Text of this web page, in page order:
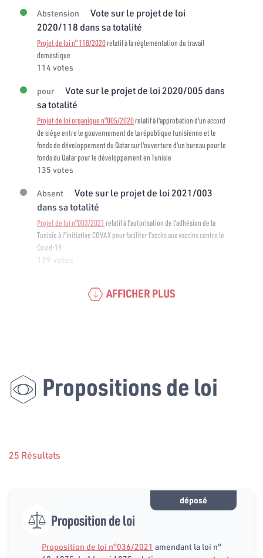
Abstension
Vote sur le projet de loi
2020/118 dans sa totalité
Projet de loi n° 118/2020relatif à la réglementation du travail
domestique
114 votes
pour
Vote sur le projet de loi 2020/005 dans
sa totalité
Projet de loi organique n°005/2020relatif à l'approbation d'un accord
de siège entre le gouvernement de la république tunisienne et le
fonds de développement du Qatar sur l'ouverture d'un bureau pour le
fonds du Qatar pour le développement en Tunisie
135 votes
Absent
Vote sur le projet de loi 2021/003
dans sa totalité
Projet de loi n°003/2021 relatif à l’autorisation de l'adhésion de la
Tunisie à l"initiative COVAX pour faciliter l'accès aux vaccins contre le
Covid-19
139 votes
AFFICHER PLUS
Propositions de loi
25 Résultats
déposé
Proposition de loi
Proposition de loi n°036/2021 amendant la loi n°